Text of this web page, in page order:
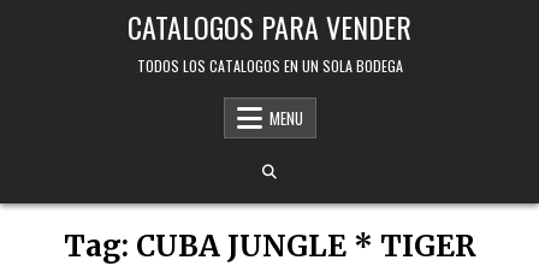
CATALOGOS PARA VENDER
TODOS LOS CATALOGOS EN UN SOLA BODEGA
MENU
Tag: CUBA JUNGLE * TIGER